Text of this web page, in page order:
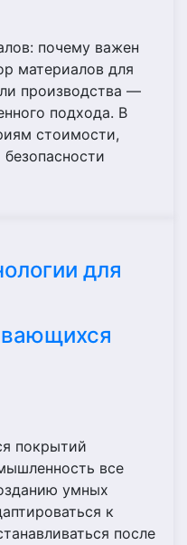
почему важен
материалов для
производства —
подхода. В
стоимости,
для
покрытий
все
умных
к
после